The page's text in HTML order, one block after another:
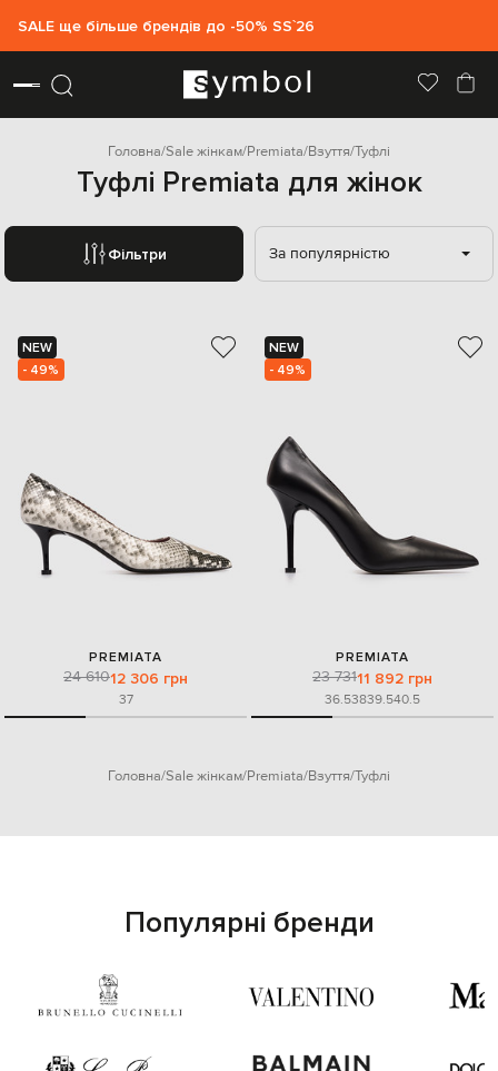
SALE ще більше брендів до -50% SS`26
Головна Sale жінкам Premiata Взуття Туфлі
Туфлі Premiata для жінок
Фільтри За популярністю
NEW
- 49%
PREMIATA
24 61012 306 грн
37
NEW
- 49%
PREMIATA
23 73111 892 грн
36.53839.540.5
Головна Sale жінкам Premiata Взуття Туфлі
Популярні бренди